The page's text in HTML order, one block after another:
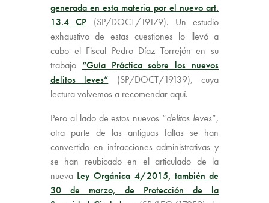
generada en esta materia por el nuevo art.
13.4 CP (SP/DOCT/19179). Un estudio
exhaustivo de estas cuestiones lo llevó a
cabo el Fiscal Pedro Díaz Torrejón en su
trabajo “Guía Práctica sobre los nuevos
delitos leves” (SP/DOCT/19139), cuya
lectura volvemos a recomendar aquí.
Pero al lado de estos nuevos “delitos leves”,
otra parte de las antiguas faltas se han
convertido en infracciones administrativas y
se han reubicado en el articulado de la
nueva Ley Orgánica 4/2015, también de
30 de marzo, de Protección de la